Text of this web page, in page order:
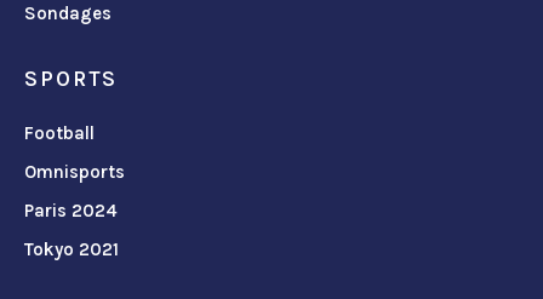
Sondages
SPORTS
Football
Omnisports
Paris 2024
Tokyo 2021